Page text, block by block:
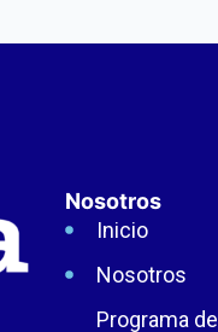
Nosotros
Inicio
Nosotros
Programa de